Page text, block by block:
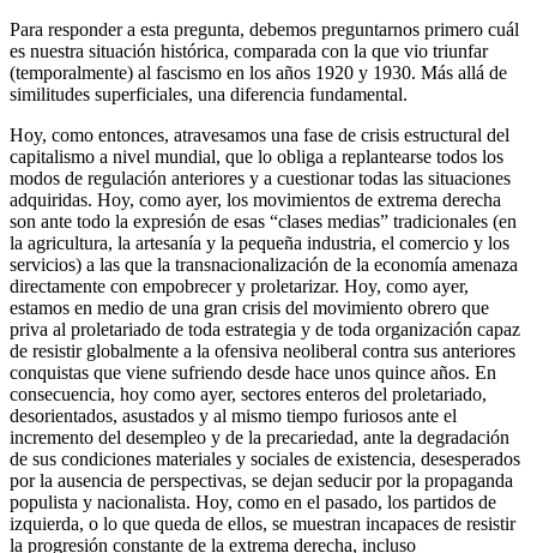
Para responder a esta pregunta, debemos preguntarnos primero cuál
es nuestra situación histórica, comparada con la que vio triunfar
(temporalmente) al fascismo en los años 1920 y 1930. Más allá de
similitudes superficiales, una diferencia fundamental.
Hoy, como entonces, atravesamos una fase de crisis estructural del
capitalismo a nivel mundial, que lo obliga a replantearse todos los
modos de regulación anteriores y a cuestionar todas las situaciones
adquiridas. Hoy, como ayer, los movimientos de extrema derecha
son ante todo la expresión de esas “clases medias” tradicionales (en
la agricultura, la artesanía y la pequeña industria, el comercio y los
servicios) a las que la transnacionalización de la economía amenaza
directamente con empobrecer y proletarizar. Hoy, como ayer,
estamos en medio de una gran crisis del movimiento obrero que
priva al proletariado de toda estrategia y de toda organización capaz
de resistir globalmente a la ofensiva neoliberal contra sus anteriores
conquistas que viene sufriendo desde hace unos quince años. En
consecuencia, hoy como ayer, sectores enteros del proletariado,
desorientados, asustados y al mismo tiempo furiosos ante el
incremento del desempleo y de la precariedad, ante la degradación
de sus condiciones materiales y sociales de existencia, desesperados
por la ausencia de perspectivas, se dejan seducir por la propaganda
populista y nacionalista. Hoy, como en el pasado, los partidos de
izquierda, o lo que queda de ellos, se muestran incapaces de resistir
la progresión constante de la extrema derecha, incluso